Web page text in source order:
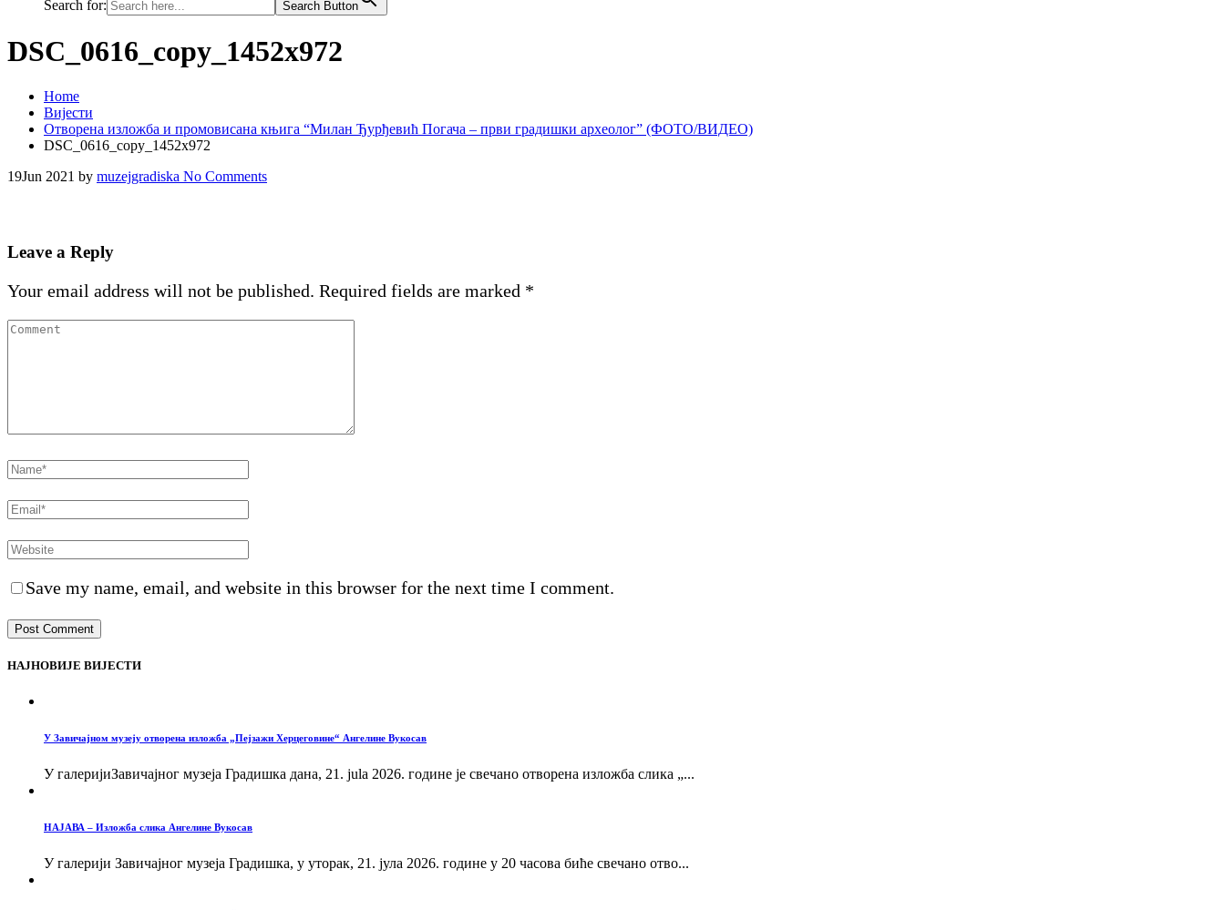
Search for: Search Button
DSC_0616_copy_1452x972
Home
Вијести
Отворена изложба и промовисана књига “Милан Ђурђевић Погача – први градишки археолог” (ФОТО/ВИДЕО)
DSC_0616_copy_1452x972
19Jun 2021 by muzejgradiska No Comments
Leave a Reply
Your email address will not be published. Required fields are marked *
Save my name, email, and website in this browser for the next time I comment.
НАЈНОВИЈЕ ВИЈЕСТИ
У Завичајном музеју отворена изложба „Пејзажи Херцеговине“ Ангелине Вукосав
У галеријиЗавичајног музеја Градишка дана, 21. jula 2026. године је свечано отворена изложба слика „...
НАЈАВА – Изложба слика Ангелине Вукосав
У галерији Завичајног музеја Градишка, у уторак, 21. јула 2026. године у 20 часова биће свечано отво...